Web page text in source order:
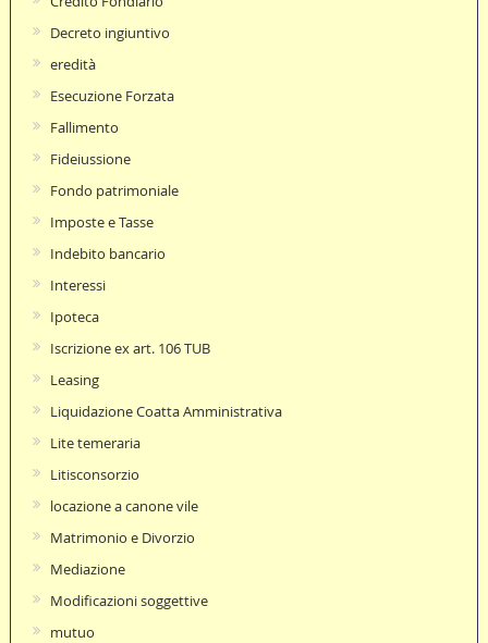
Decreto ingiuntivo
eredità
Esecuzione Forzata
Fallimento
Fideiussione
Fondo patrimoniale
Imposte e Tasse
Indebito bancario
Interessi
Ipoteca
Iscrizione ex art. 106 TUB
Leasing
Liquidazione Coatta Amministrativa
Lite temeraria
Litisconsorzio
locazione a canone vile
Matrimonio e Divorzio
Mediazione
Modificazioni soggettive
mutuo